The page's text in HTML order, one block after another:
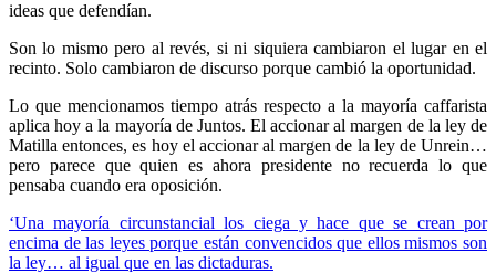
ideas que defendían.
Son lo mismo pero al revés, si ni siquiera cambiaron el lugar en el
recinto. Solo cambiaron de discurso porque cambió la oportunidad.
Lo que mencionamos tiempo atrás respecto a la mayoría caffarista
aplica hoy a la mayoría de Juntos. El accionar al margen de la ley de
Matilla entonces, es hoy el accionar al margen de la ley de Unrein…
pero parece que quien es ahora presidente no recuerda lo que
pensaba cuando era oposición.
‘Una mayoría circunstancial los ciega y hace que se crean por
encima de las leyes porque están convencidos que ellos mismos son
la ley… al igual que en las dictaduras.